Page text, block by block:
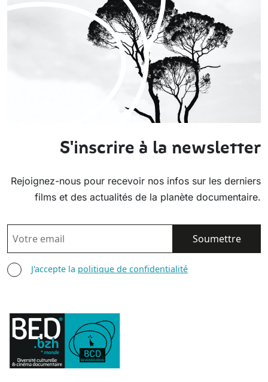
S'inscrire à la newsletter
Rejoignez-nous pour recevoir nos infos sur les derniers
films et des actualités de la planète documentaire.
EMAIL
AGREE TERMS
J'accepte la politique de confidentialité